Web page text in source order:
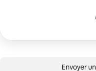
Envoyer